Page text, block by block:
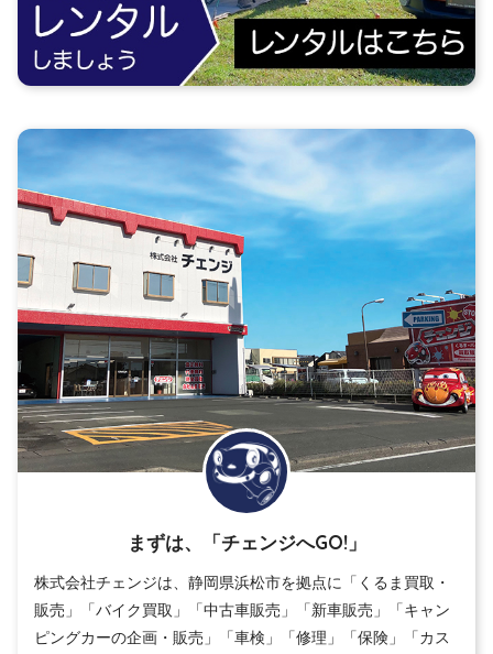
まずは、「チェンジへGO!」
株式会社チェンジは、静岡県浜松市を拠点に「くるま買取・
販売」「バイク買取」「中古車販売」「新車販売」「キャン
ピングカーの企画・販売」「車検」「修理」「保険」「カス